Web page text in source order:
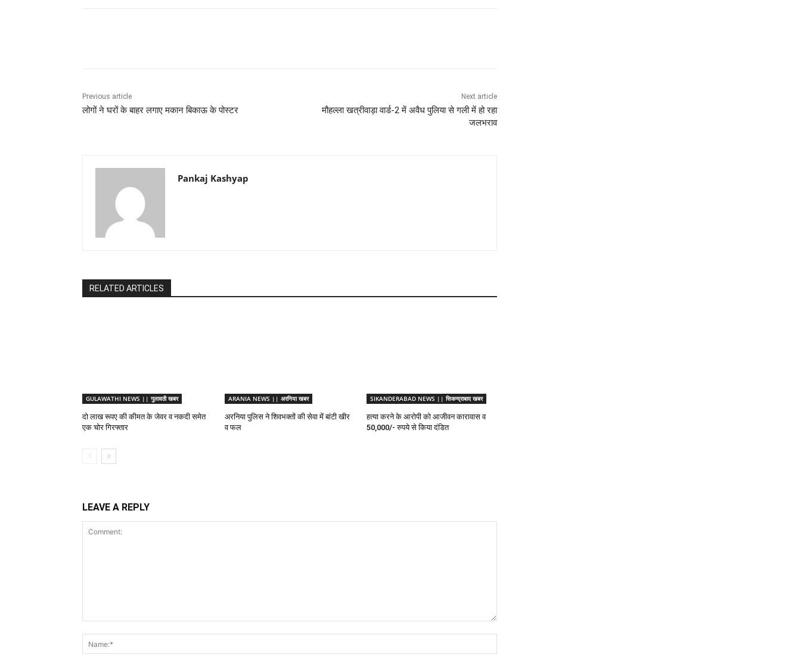
Previous article
लोगों ने घरों के बाहर लगाए मकान बिकाऊ के पोस्टर
Next article
मौहल्ला खत्रीवाड़ा वार्ड-2 में अवैध पुलिया से गली में हो रहा
जलभराव
Pankaj Kashyap
RELATED ARTICLES
GULAWATHI NEWS || गुलावठी खबर
दो लाख रूपए की कीमत के जेवर व नकदी समेत
एक चोर गिरफ्तार
ARANIA NEWS || अरनिया खबर
अरनिया पुलिस ने शिवभक्तों की सेवा में बांटी खीर
व फल
SIKANDERABAD NEWS || सिकन्द्राबाद खबर
हत्या करने के आरोपी को आजीवन कारावास व
50,000/- रुपये से किया दंडित
LEAVE A REPLY